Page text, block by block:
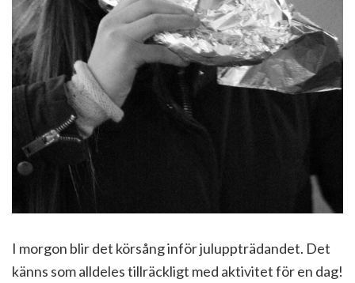
I morgon blir det körsång inför juluppträdandet. Det
känns som alldeles tillräckligt med aktivitet för en dag!